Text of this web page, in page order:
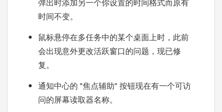
时间不变。
鼠标悬停在多任务中的某个桌面上时，此前
会出现意外更改活跃窗口的问题，现已修
复。
通知中心的 "焦点辅助" 按钮现在有一个可访
问的屏幕读取器名称。